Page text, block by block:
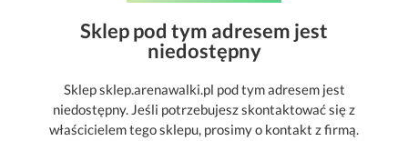
Sklep pod tym adresem jest
niedostępny
Sklep sklep.arenawalki.pl pod tym adresem jest
niedostępny. Jeśli potrzebujesz skontaktować się z
właścicielem tego sklepu, prosimy o kontakt z firmą.